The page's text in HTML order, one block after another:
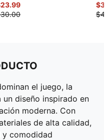
el juego, la
diseño inspirado en
moderna. Con
de alta calidad,
comodidad